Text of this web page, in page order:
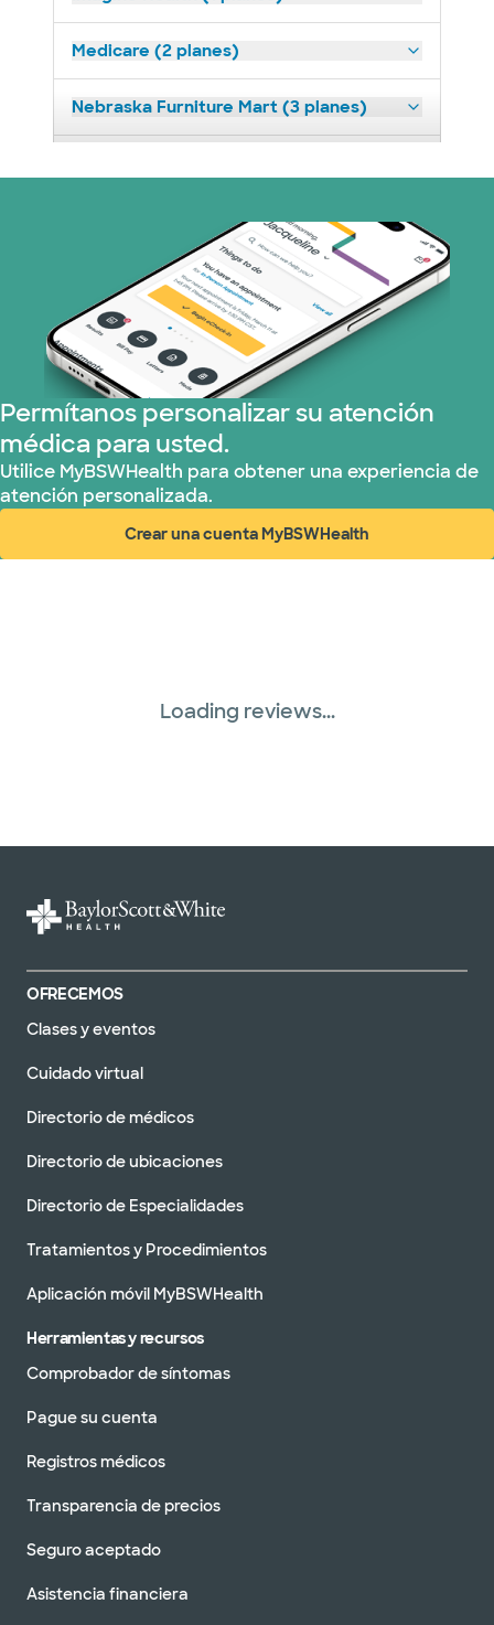
Medicare (2 planes)
Nebraska Furniture Mart (3 planes)
Prism Electric (1 planes)
Plan de Salud Superior (15 planes)
United HealthCare (31 planes)
Permítanos personalizar su atención
médica para usted.
Utilice MyBSWHealth para obtener una experiencia de
atención personalizada.
Crear una cuenta MyBSWHealth
(abre en ventana nueva)
Loading reviews...
OFRECEMOS
Clases y eventos
Cuidado virtual
Directorio de médicos
Directorio de ubicaciones
Directorio de Especialidades
Tratamientos y Procedimientos
Aplicación móvil MyBSWHealth
Herramientas y recursos
Comprobador de síntomas
Pague su cuenta
Registros médicos
Transparencia de precios
Seguro aceptado
Asistencia financiera